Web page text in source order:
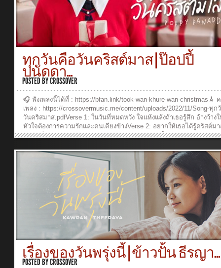
รักเธอ _______________________________Executive Producer:
YongpiyakulProducer: Ruangkit YongpiyakulComposer: Panya
PakunpanyaArranger: Burin SupakarapongkulArtist: Panadda
ChumchuerBackground Vocal: Burin SupakarapongkulPiano/
Burin SupakarapongkulAcoustic Guitar: Ruangkit YongpiyakulElectric
Guitar: Ruangkit YongpiyakulBass: Burin SupakarapongkulDrum
Programming: Burin SupakarapongkulMixed and Mastering: Burin
Supakarapongkul Director: Sarita SuveeraSet out Producer: Waranya
PakunpanyaActress: Nutthanicha PitakkanarakCamera 1: Tanyaporn
Luang-ngernCamera 2: Waranya PakunpanyaEditor : Tanyaporn
ngernMake up & Hair Stylist : Jatuporn Charoensukkasem, Thitima
SriboonruangVDO Production Crew: Baipor Ananya, Pomm Panya,
RungrojSpecial Thanks: Langsuan Maitrichit...
ทุกวันคือวันคริสต์มาส | ป๊อปปี้
ปนัดดา...
POSTED BYCROSSOVER
🎧 ฟังเพลงนี้ได้ที่ : https://bfan.link/took-wan-khure-wan-christmas🎸
เพลง : https://crossovermusic.me/content/uploads/2022/11/Song-ทุก
วันคริสมาส.pdfVerse 1: ในวันที่หมดหวัง ใจแห้งแล้งถ้าเธอรู้สึก อ้างว้าง
หัวใจต้องการความรักและคนเคียงข้างVerse 2: อยากให้เธอได้รู้คริสต์ม
คนนึงที่พร้อมจะอยู่ข้างเธอและยังรักจะรักเธอกว่าผู้ใดPre Chorus:ปล่อย
เธอChorus:พระเยซูคือของขวัญที่ยิ่งใหญ่ ให้เธอชื่นใจในวันนี้เปลี่ยนควา
ให้เป็นความหวัง โวโอพระเจ้าทรงลงมาอยู่เคียงข้างเธอ แค่เพียงเธอเชื่อ
วางใจทุกวันจะกลับกลาย เป็นวันคริสต์มาสVerse 3: ให้ใจเธอยินดี มีควา
เพราะว่ามีพระเจ้าทรงอยู่ข้างเธอประทานความรักและชีวิตใหม่Verse 4:
ทำอะไร ไปที่ไหนอุปสรรคจะยากเย็นสักเท่าไรอย่าหวั่นไหว พระเจ้าจะช่
_______________________________Producer: Ruangkit
YongpiyakulComposer: Burin SupakarapongkulArranger: Burin
SupakarapongkulArtist: Panadda ChumchuerBackground Vocal:
SupakarapongkulPiano/Keyboards: Burin SupakarapongkulAcoustic
Ruangkit YongpiyakulElectric Guitar: Ruangkit YongpiyakulBass:
SupakarapongkulDrums: Sansern DoungkhamMixed and Mastering:
SupakarapongkulExecutive Producer: Ruangkit
Waranya PakunpanyaDirector: Ruangkit YongpiyakulCamera 1:
เรื่องของวันพรุ่งนี้ | ข้าวปั้น ธีรญา...
POSTED BYCROSSOVER